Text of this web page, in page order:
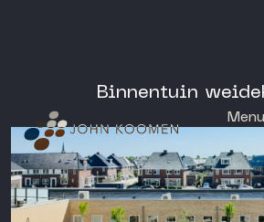
Menu
Binnentuin